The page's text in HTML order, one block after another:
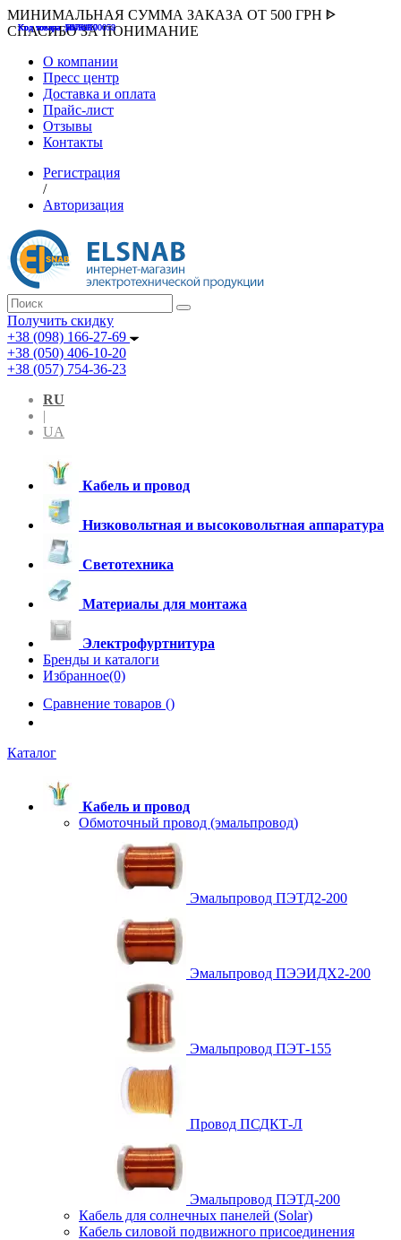
МИНИМАЛЬНАЯ СУММА ЗАКАЗА ОТ 500 ГРН ᐈ
СПАСИБО ЗА ПОНИМАНИЕ
О компании
Пресс центр
Доставка и оплата
Прайс-лист
Отзывы
Контакты
Регистрация
/
Авторизация
Получить скидку
+38 (098) 166-27-69
+38 (050) 406-10-20
+38 (057) 754-36-23
RU
|
UA
Кабель и провод
Низковольтная и высоковольтная аппаратура
Светотехника
Материалы для монтажа
Электрофуртнитура
Бренды и каталоги
Избранное(0)
Сравнение товаров ()
Каталог
Кабель и провод
Обмоточный провод (эмальпровод)
Эмальпровод ПЭТД2-200
Эмальпровод ПЭЭИДХ2-200
Эмальпровод ПЭТ-155
Провод ПСДКТ-Л
Эмальпровод ПЭТД-200
Кабель для солнечных панелей (Solar)
Кабель силовой подвижного присоединения
Код товара :507000
Код товара :HUK-K00058
Код товара :Т075177
Код товара :pnsv12
Код товара :HUK-K00072